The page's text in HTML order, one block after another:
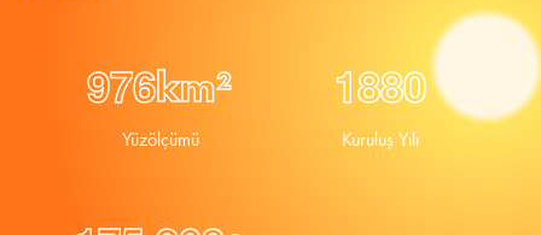
976km²
Yüzölçümü
1880
Kuruluş Yılı